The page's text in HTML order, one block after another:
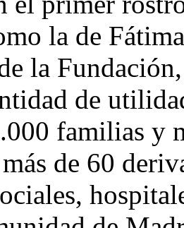
la de
la
de
familias y
de 60